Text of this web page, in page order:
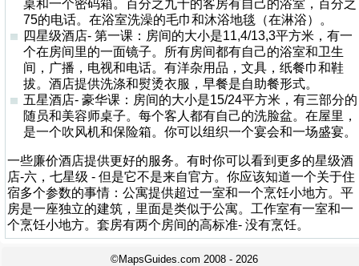
桌和一个密码箱。百分之九十的客房有自己的浴室，百分之
75的电话。在浴室洗澡的毛巾和沐浴地毯（在淋浴）。
四星级酒店- 第一课：房间的大小是11,4/13,3平方米，有一
个在房间里的一面镜子。所有房间都有自己的浴室和卫生
间，广播，电视和电话。有洋杂用品，文具，纸餐巾和鞋
拔。酒店提供洗涤和熨烫衣服，早餐是自助餐形式。
五星酒店- 豪华课：房间的大小是15/24平方米，有三部分的
随员和美容师桌子。每个客人都有自己的洗脸盆。在屋里，
是一个吹风机和保险箱。你可以组织一个宴会和一场盛宴。
一些廉价酒店提供更好的服务。有时你可以看到更多的星级酒
店-六，七星级 - 但是它不是来自官方。你应该知道一个关于住
宿多个参数的事情：公寓提供超过一室和一个烹饪小地方。平
房是一座独立的建筑，里面是类似于公寓。工作室有一室和一
个烹饪小地方。套房有两个房间的高标准- 没有烹饪。
©MapsGuides.com 2008 - 2026